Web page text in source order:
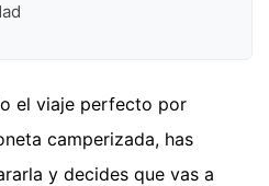
el viaje perfecto por
camperizada, has
y decides que vas a